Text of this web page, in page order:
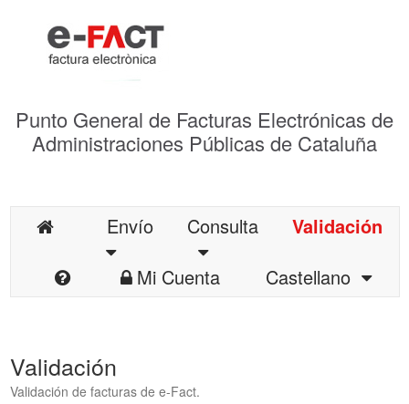
Punto General de Facturas Electrónicas de
Administraciones Públicas de Cataluña
Envío Consulta
Validación
Mi Cuenta
Castellano
Validación
Validación de facturas de e-Fact.